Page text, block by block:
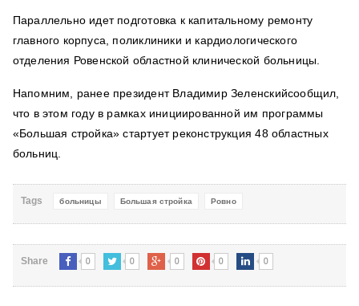
Параллельно идет подготовка к капитальному ремонту
главного корпуса, поликлиники и кардиологического
отделения Ровенской областной клинической больницы.
Напомним, ранее президент Владимир Зеленскийсообщил,
что в этом году в рамках инициированной им программы
«Большая стройка» стартует реконструкция 48 областных
больниц.
Tags больницы Большая стройка Ровно
Share 0 0 0 0 0